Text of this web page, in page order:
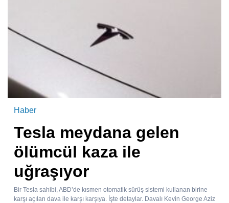
Haber
Tesla meydana gelen
ölümcül kaza ile
uğraşıyor
Bir Tesla sahibi, ABD’de kısmen otomatik sürüş sistemi kullanan birine
karşı açılan dava ile karşı karşıya. İşte detaylar. Davalı Kevin George Aziz